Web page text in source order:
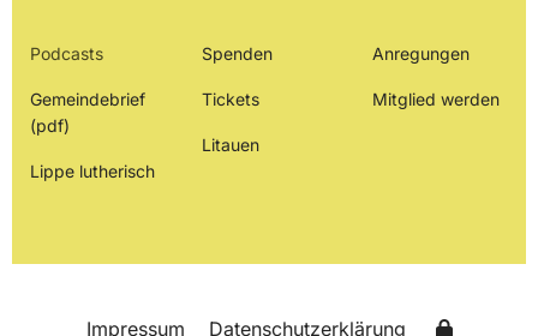
Podcasts
Gemeindebrief
(pdf)
Lippe lutherisch
Spenden
Tickets
Litauen
Anregungen
Mitglied werden
Impressum Datenschutzerklärung